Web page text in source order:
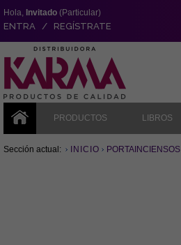
Hola, Invitado (Particular)
ENTRA / REGÍSTRATE
PRODUCTOS LIBROS
Sección actual: INICIO PORTAINCIENSOS